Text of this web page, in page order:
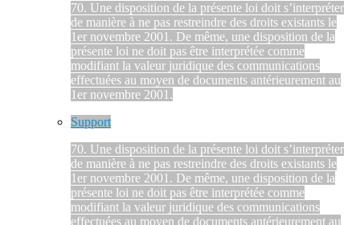
70. Une disposition de la présente loi doit s’interpréter
de manière à ne pas restreindre des droits existants le
1er novembre 2001. De même, une disposition de la
présente loi ne doit pas être interprétée comme
modifiant la valeur juridique des communications
effectuées au moyen de documents antérieurement au
1er novembre 2001.
Support
70. Une disposition de la présente loi doit s’interpréter
de manière à ne pas restreindre des droits existants le
1er novembre 2001. De même, une disposition de la
présente loi ne doit pas être interprétée comme
modifiant la valeur juridique des communications
effectuées au moyen de documents antérieurement au